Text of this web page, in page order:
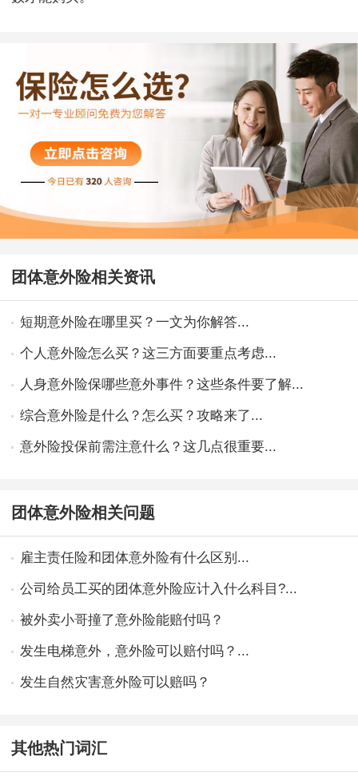
团体意外险相关资讯
短期意外险在哪里买？一文为你解答...
个人意外险怎么买？这三方面要重点考虑...
人身意外险保哪些意外事件？这些条件要了解...
综合意外险是什么？怎么买？攻略来了...
意外险投保前需注意什么？这几点很重要...
团体意外险相关问题
雇主责任险和团体意外险有什么区别...
公司给员工买的团体意外险应计入什么科目?...
被外卖小哥撞了意外险能赔付吗？
发生电梯意外，意外险可以赔付吗？...
发生自然灾害意外险可以赔吗？
其他热门词汇